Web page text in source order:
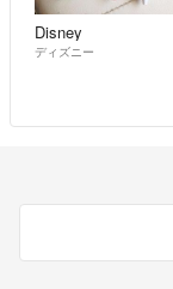
Disney
ディズニー